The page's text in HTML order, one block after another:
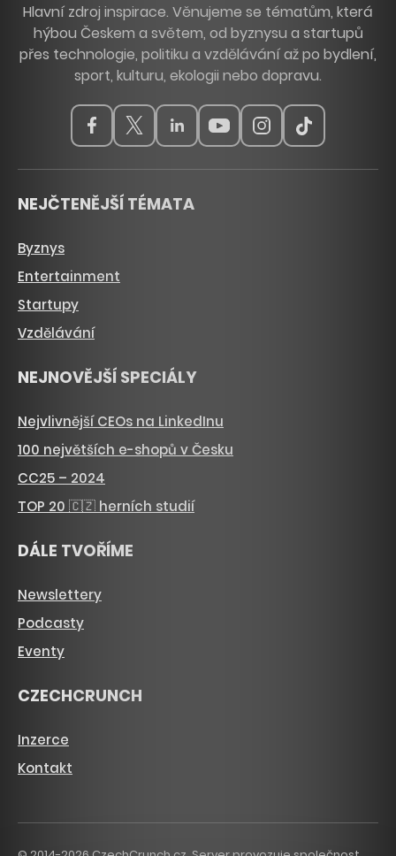
Hlavní zdroj inspirace. Věnujeme se tématům, která
hýbou Českem a světem, od byznysu a startupů
přes technologie, politiku a vzdělávání až po bydlení,
sport, kulturu, ekologii nebo dopravu.
NEJČTENĚJŠÍ TÉMATA
Byznys
Entertainment
Startupy
Vzdělávání
NEJNOVĚJŠÍ SPECIÁLY
Nejvlivnější CEOs na LinkedInu
100 největších e-shopů v Česku
CC25 – 2024
TOP 20 🇨🇿 herních studií
DÁLE TVOŘÍME
Newslettery
Podcasty
Eventy
CZECHCRUNCH
Inzerce
Kontakt